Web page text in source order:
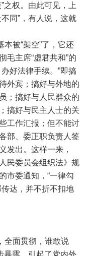
之权。由此可见，上
同”，有人说，这就
被“架空”了，它还
毛主席“虚君共和”的
好法律手续。”即搞
外宾；搞好与外地的
；搞好与人民群众的
搞好与民主人士的关
工作汇报；但不能讨
部、委正职负责人签
发出。这样一来，
民委员会组织法》规
市委通知，“一律勾
达，并不折不扣地
全面贯彻，谁敢说
暴露，引起了党内外